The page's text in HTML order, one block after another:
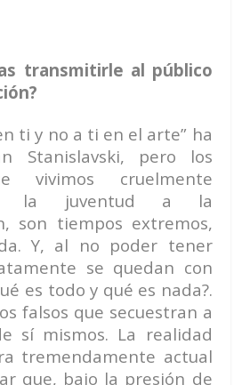
transmitirle al público
ti y no a ti en el arte” ha
Stanislavski, pero los
vivimos cruelmente
la juventud a la
son tiempos extremos,
Y, al no poder tener
se quedan con
es todo y qué es nada?.
falsos que secuestran a
sí mismos. La realidad
tremendamente actual
que, bajo la presión de